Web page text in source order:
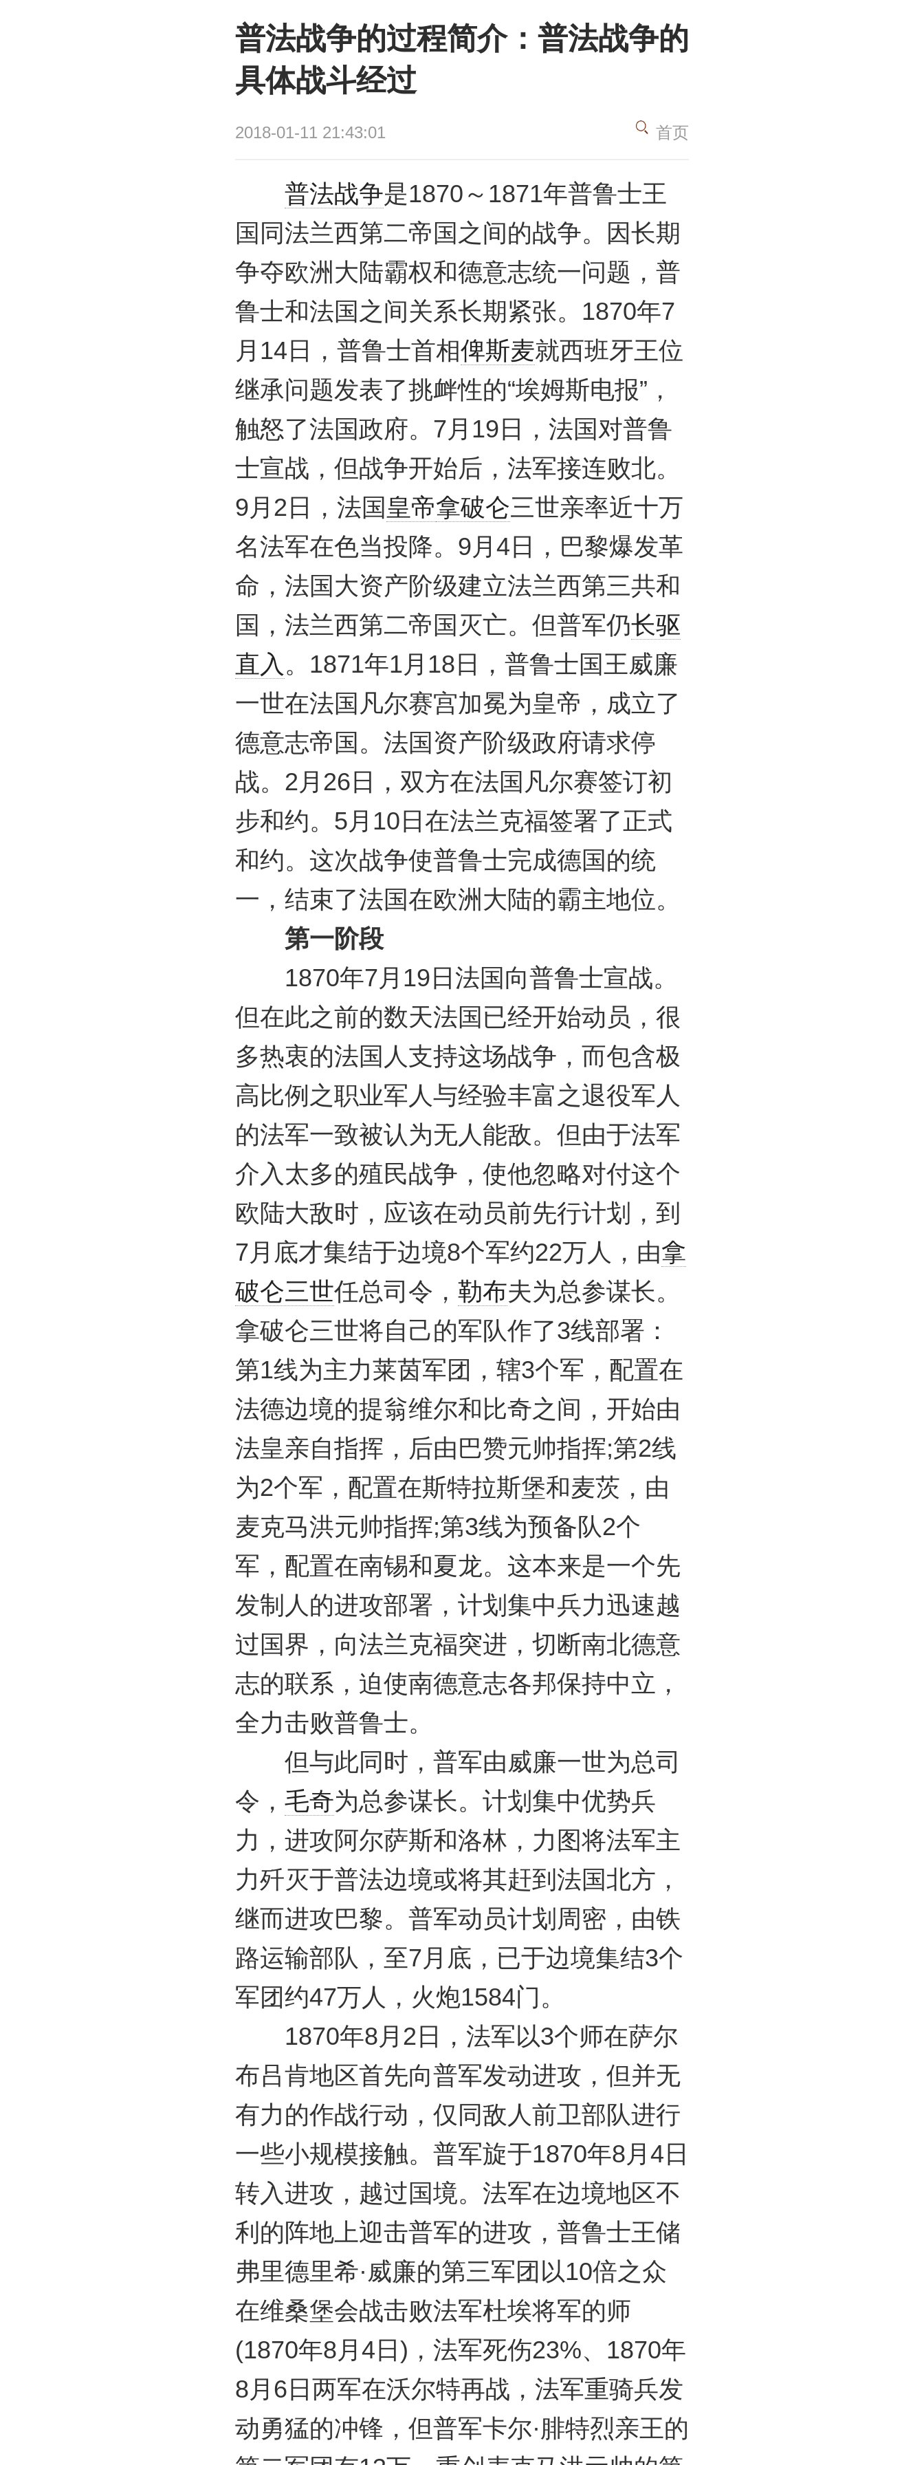
普法战争的过程简介：普法战争的
具体战斗经过
2018-01-11 21:43:01 首页
普法战争是1870～1871年普鲁士王
国同法兰西第二帝国之间的战争。因长期
争夺欧洲大陆霸权和德意志统一问题，普
鲁士和法国之间关系长期紧张。1870年7
月14日，普鲁士首相俾斯麦就西班牙王位
继承问题发表了挑衅性的“埃姆斯电报”，
触怒了法国政府。7月19日，法国对普鲁
士宣战，但战争开始后，法军接连败北。
9月2日，法国皇帝拿破仑三世亲率近十万
名法军在色当投降。9月4日，巴黎爆发革
命，法国大资产阶级建立法兰西第三共和
国，法兰西第二帝国灭亡。但普军仍长驱
直入 。1871年1月18日，普鲁士国王威廉
一世在法国凡尔赛宫加冕为皇帝，成立了
德意志帝国。法国资产阶级政府请求停
战。2月26日，双方在法国凡尔赛签订初
步和约。5月10日在法兰克福签署了正式
和约。这次战争使普鲁士完成德国的统
一，结束了法国在欧洲大陆的霸主地位。
第一阶段
1870年7月19日法国向普鲁士宣战。
但在此之前的数天法国已经开始动员，很
多热衷的法国人支持这场战争，而包含极
高比例之职业军人与经验丰富之退役军人
的法军一致被认为无人能敌。但由于法军
介入太多的殖民战争，使他忽略对付这个
欧陆大敌时，应该在动员前先行计划，到
7月底才集结于边境8个军约22万人，由拿
破仑三世任总司令， 勒布夫为总参谋长。
拿破仑三世将自己的军队作了3线部署：
第1线为主力莱茵军团，辖3个军，配置在
法德边境的提翁维尔和比奇之间，开始由
法皇亲自指挥，后由巴赞元帅指挥;第2线
为2个军，配置在斯特拉斯堡和麦茨，由
麦克马洪元帅指挥;第3线为预备队2个
军，配置在南锡和夏龙。这本来是一个先
发制人的进攻部署，计划集中兵力迅速越
过国界，向法兰克福突进，切断南北德意
志的联系，迫使南德意志各邦保持中立，
全力击败普鲁士。
但与此同时，普军由威廉一世为总司
令， 毛奇为总参谋长。计划集中优势兵
力，进攻阿尔萨斯和洛林，力图将法军主
力歼灭于普法边境或将其赶到法国北方，
继而进攻巴黎。普军动员计划周密，由铁
路运输部队，至7月底，已于边境集结3个
军团约47万人，火炮1584门。
1870年8月2日，法军以3个师在萨尔
布吕肯地区首先向普军发动进攻，但并无
有力的作战行动，仅同敌人前卫部队进行
一些小规模接触。普军旋于1870年8月4日
转入进攻，越过国境。法军在边境地区不
利的阵地上迎击普军的进攻，普鲁士王储
弗里德里希·威廉的第三军团以10倍之众
在维桑堡会战击败法军杜埃将军的师
(1870年8月4日)，法军死伤23%、1870年
8月6日两军在沃尔特再战，法军重骑兵发
动勇猛的冲锋，但普军卡尔·腓特烈亲王的